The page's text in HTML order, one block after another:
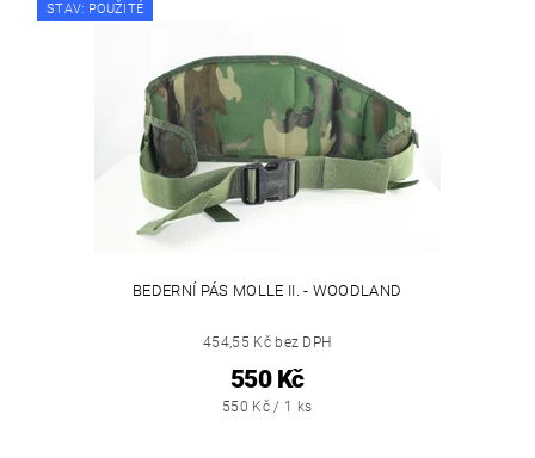
STAV: POUŽITÉ
BEDERNÍ PÁS MOLLE II. - WOODLAND
454,55 Kč bez DPH
550 Kč
550 Kč / 1 ks